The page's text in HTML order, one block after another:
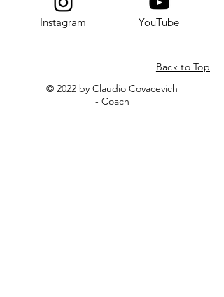
Instagram YouTube
Back to Top
© 2022 by Claudio Covacevich
- Coach